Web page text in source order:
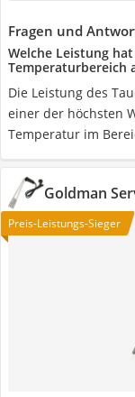
Fragen und
Welche Leistung
Temperaturbereich
Die Leistung des
einer der höchsten
Temperatur im
Goldman
Preis-Leistungs-Sieger